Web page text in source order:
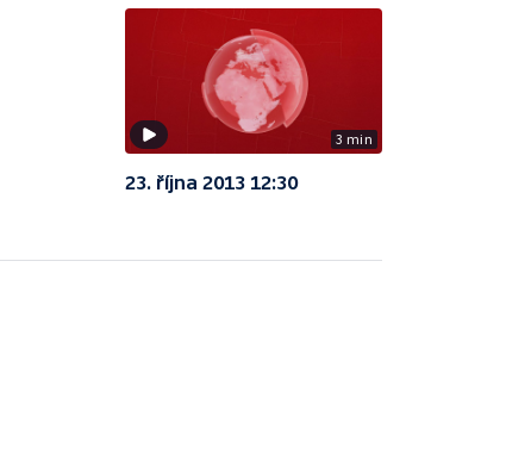
3 min
23. října 2013 12:30